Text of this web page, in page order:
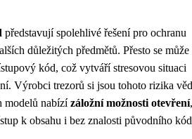
představují spolehlivé řešení pro ochranu
důležitých předmětů. Přesto se může
kód, což vytváří stresovou situaci
Výrobci trezorů si jsou tohoto rizika
modelů nabízízáložní možnosti otevření,
k obsahu i bez znalosti původního